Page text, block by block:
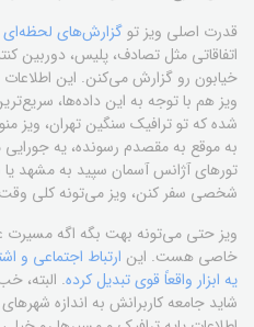
قدرت اصلی ویز توگزارش‌های لحظه‌ای
اتفاقاتی مثل تصادف، پلیس، دوربین
خیابون رو گزارش می‌کنن. این اطلاعات
ویز هم با توجه به این داده‌ها،
شده که تو ترافیک سنگین تهران، ویز
به موقع به مقصدم رسونده، یه
تورهای آژانس آسمان سپید به مشهد
شخصی سفر کنن، ویز می‌تونه کلی
ویز حتی می‌تونه بهت بگه اگه مسیرت
خاصی هست. این ارتباط اجتماعی و
یه ابزار واقعاً قوی تبدیل کرده. البته،
شاید جامعه کاربرانش به اندازه